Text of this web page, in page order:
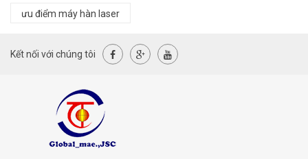
ưu điểm máy hàn laser
Kết nối với chúng tôi